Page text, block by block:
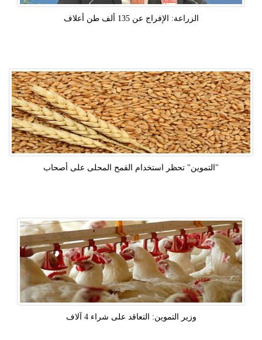
الزراعة: الإفراج عن 135 ألف طن أعلاف
"التموين" تحظر استخدام القمح المحلى على أصحاب
وزير التموين: التعاقد على شراء 4 آلاف